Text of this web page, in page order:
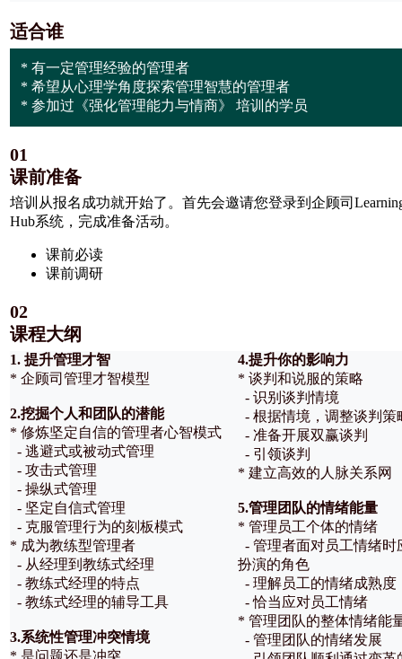
适合谁
* 有一定管理经验的管理者
* 希望从心理学角度探索管理智慧的管理者
* 参加过《强化管理能力与情商》 培训的学员
01
课前准备
培训从报名成功就开始了。首先会邀请您登录到企顾司
Hub系统，完成准备活动。
课前必读
课前调研
02
课程大纲
1. 提升管理才智
* 企顾司管理才智模型
2.挖掘个人和团队的潜能
* 修炼坚定自信的管理者心智模式
- 逃避式或被动式管理
- 攻击式管理
- 操纵式管理
- 坚定自信式管理
- 克服管理行为的刻板模式
* 成为教练型管理者
- 从经理到教练式经理
- 教练式经理的特点
- 教练式经理的辅导工具
3.系统性管理冲突情境
* 是问题还是冲突
4.提升你的影响力
* 谈判和说服的策略
- 识别谈判情境
- 根据情境，调整谈判策
- 准备开展双赢谈判
- 引领谈判
* 建立高效的人脉关系网
5.管理团队的情绪能量
* 管理员工个体的情绪
- 管理者面对员工情绪时
扮演的角色
- 理解员工的情绪成熟度
- 恰当应对员工情绪
* 管理团队的整体情绪能
- 管理团队的情绪发展